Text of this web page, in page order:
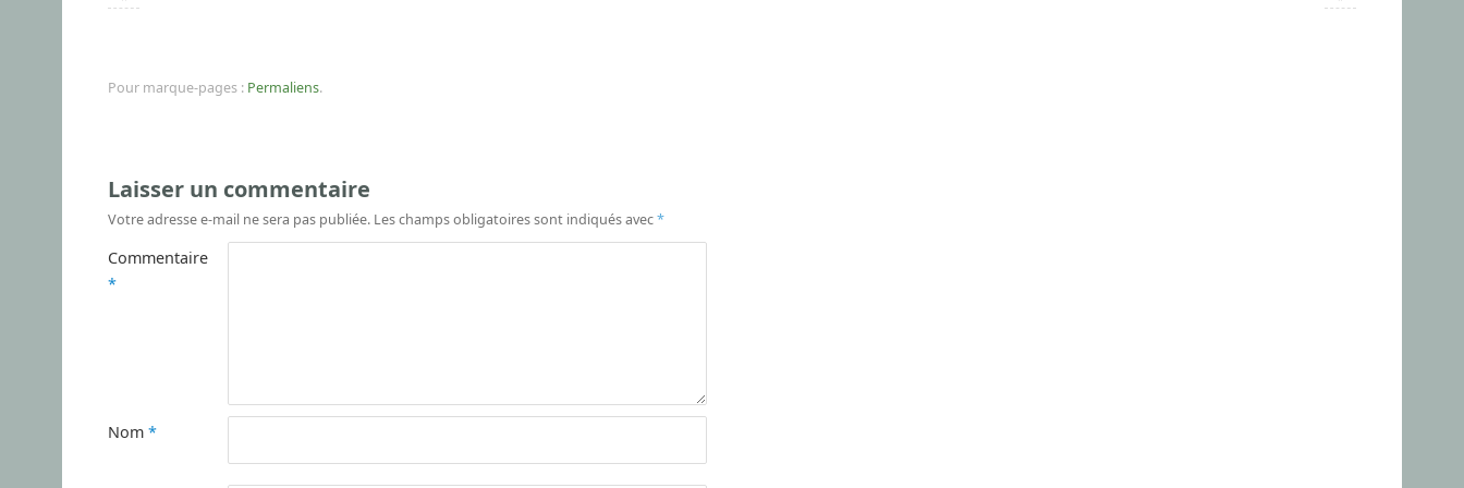
Pour marque-pages : Permaliens.
Laisser un commentaire
Votre adresse e-mail ne sera pas publiée. Les champs obligatoires sont indiqués avec*
Commentaire
*
Nom *